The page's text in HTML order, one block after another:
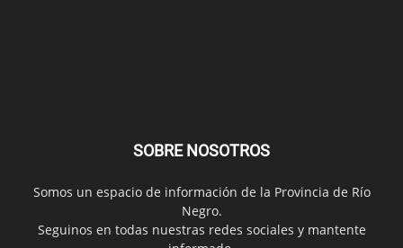
SOBRE NOSOTROS
Somos un espacio de información de la Provincia de Río
Negro.
Seguinos en todas nuestras redes sociales y mantente